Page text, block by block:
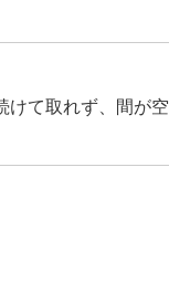
けて取れず、間が